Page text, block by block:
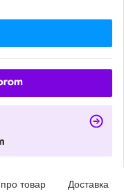
про товар Доставка